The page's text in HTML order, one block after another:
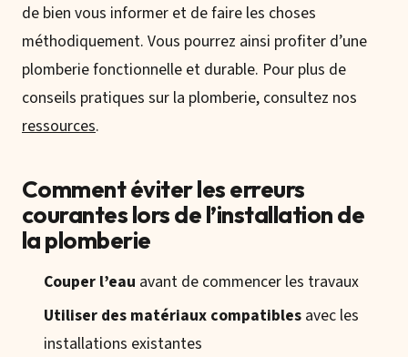
de bien vous informer et de faire les choses
méthodiquement. Vous pourrez ainsi profiter d’une
plomberie fonctionnelle et durable. Pour plus de
conseils pratiques sur la plomberie, consultez nos
ressources.
Comment éviter les erreurs
courantes lors de l’installation de
la plomberie
Couper l’eau avant de commencer les travaux
Utiliser des matériaux compatibles avec les
installations existantes